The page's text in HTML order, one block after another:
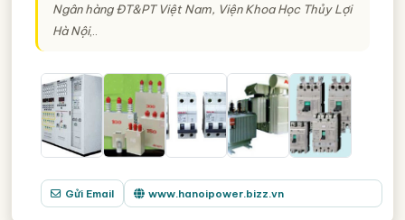
Ngân hàng ĐT&PT Việt Nam, Viện Khoa Học Thủy Lợi
Hà Nội,..
Gửi Email www.hanoipower.bizz.vn